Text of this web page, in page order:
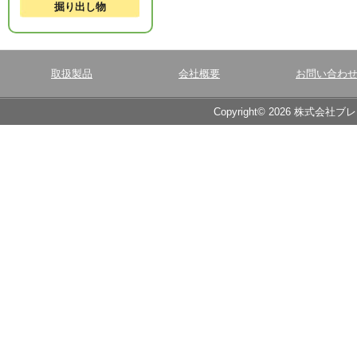
掘り出し物
取扱製品 会社概要 お問い合わせ
Copyright© 2026 株式会社ブ